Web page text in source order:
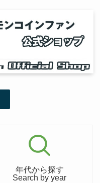
年代から探す
Search by year